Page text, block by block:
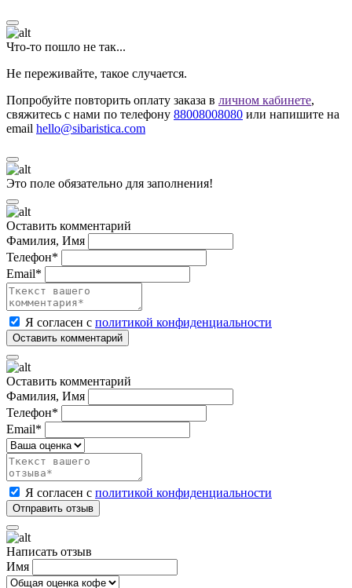
Что-то пошло не так...
Не переживайте, такое случается.
Попробуйте повторить оплату заказа в личном кабинете,
свяжитесь с нами по телефону 88008008080 или напишите на
email hello@sibaristica.com
Это поле обязательно для заполнения!
Оставить комментарий
Фамилия, Имя
Телефон*
Email*
Я согласен с политикой конфиденциальности
Оставить комментарий
Фамилия, Имя
Телефон*
Email*
Я согласен с политикой конфиденциальности
Написать отзыв
Имя